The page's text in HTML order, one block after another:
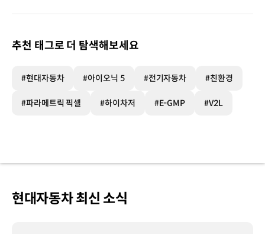
추천 태그로 더 탐색해보세요
#현대자동차 #아이오닉 5 #전기자동차 #친환경
#파라메트릭 픽셀 #하이차저 #E-GMP #V2L
현대자동차 최신 소식